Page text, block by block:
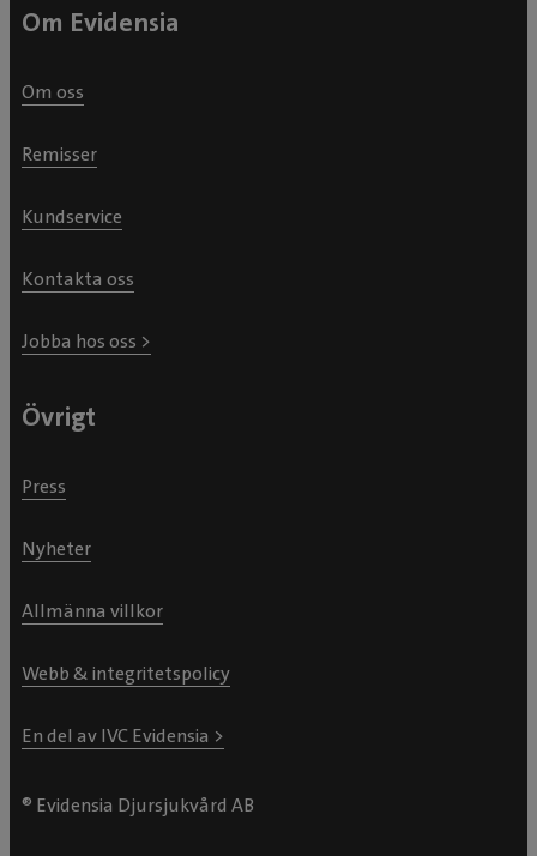
Om Evidensia
Om oss
Remisser
Kundservice
Kontakta oss
Jobba hos oss >
Övrigt
Press
Nyheter
Allmänna villkor
Webb & integritetspolicy
En del av IVC Evidensia >
® Evidensia Djursjukvård AB